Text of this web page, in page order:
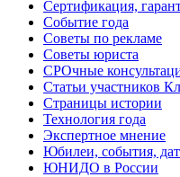
Сертификация,
Событие года
Советы по рекламе
Советы юриста
СРОчные
Статьи участников
Страницы истории
Технология года
Экспертное мнение
Юбилеи, события,
ЮНИДО в России